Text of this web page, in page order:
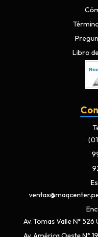
Libro
Av. Tomas Valle N°